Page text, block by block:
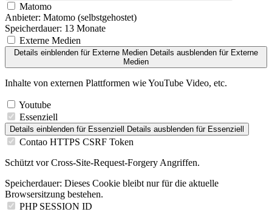
Matomo
Anbieter: Matomo (selbstgehostet)
Speicherdauer: 13 Monate
Externe Medien
Details einblenden für Externe Medien Details ausblenden für Externe
Medien
Inhalte von externen Plattformen wie YouTube Video, etc.
Youtube
Essenziell
Details einblenden für Essenziell Details ausblenden für Essenziell
Contao HTTPS CSRF Token
Schützt vor Cross-Site-Request-Forgery Angriffen.
Speicherdauer: Dieses Cookie bleibt nur für die aktuelle
Browsersitzung bestehen.
PHP SESSION ID